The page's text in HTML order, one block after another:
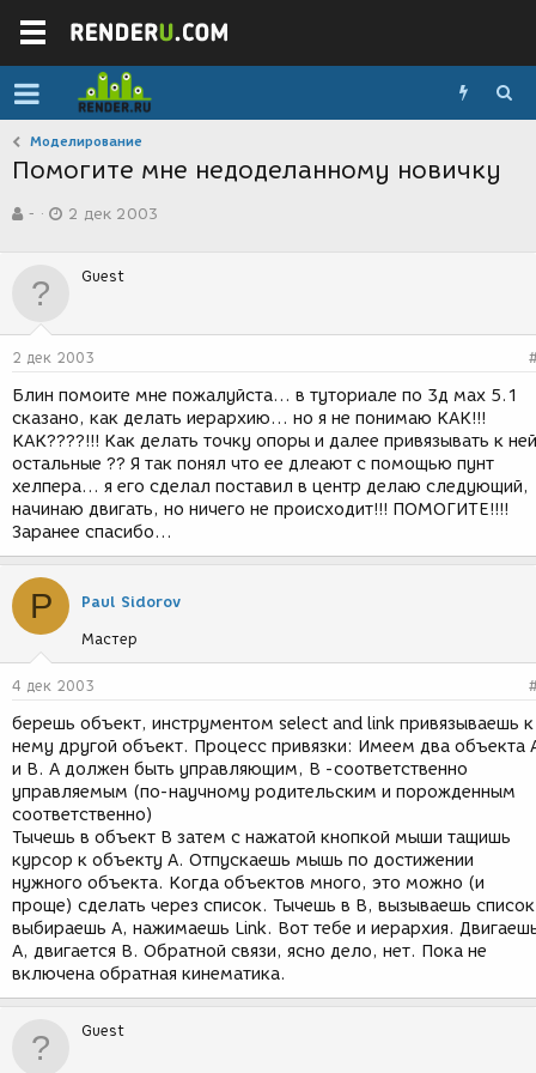
Моделирование
Помогите мне недоделанному новичку
в
р
-
а
д
н
и
я
2 дек 2003
Guest
2 дек 2003
Блин помоите мне пожалуйста... в туториале по 3д мах 5.1
сказано, как делать иерархию... но я не понимаю КАК!!!
КАК????!!! Как делать точку опоры и далее привязывать к ней
остальные ?? Я так понял что ее длеают с помощью пунт
хелпера... я его сделал поставил в центр делаю следующий,
начинаю двигать, но ничего не происходит!!! ПОМОГИТЕ!!!!
Заранее спасибо...
P Paul Sidorov
Мастер
4 дек 2003
берешь объект, инструментом select and link привязываешь к
нему другой объект. Процесс привязки: Имеем два объекта
и В. А должен быть управляющим, В -соответственно
управляемым (по-научному родительским и порожденным
соответственно)
Тычешь в объект В затем с нажатой кнопкой мыши тащишь
курсор к объекту А. Отпускаешь мышь по достижении
нужного объекта. Когда объектов много, это можно (и
проще) сделать через список. Тычешь в В, вызываешь
выбираешь А, нажимаешь Link. Вот тебе и иерархия.
А, двигается В. Обратной связи, ясно дело, нет. Пока не
включена обратная кинематика.
Guest